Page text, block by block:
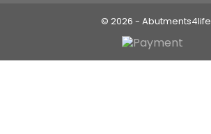
© 2026 - Abutments4life